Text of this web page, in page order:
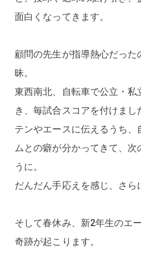
面白くなってきます。
顧問の先生が指導熱心だっ
昧。
東西南北、自転車で公立・
き、毎試合スコアを付けま
テンやエースに伝えるうち
ムとの癖が分かってきて、次
うに。
だんだん手応えを感じ、さら
そして春休み、新2年生のエ
奇跡が起こります。